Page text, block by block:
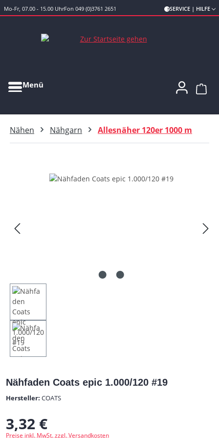
Zum Hauptinhalt springen
Mo-Fr, 07.00 - 15.00 UhrFon 049 (0)3761 2651 SERVICE | HILFE
Menü
Nähen Nähgarn Allesnäher 120er 1000 m
Bildergalerie überspringen
Nähfaden Coats epic 1.000/120 #19
Hersteller: COATS
Regulärer Preis:
3,32 €
Preise inkl. MwSt. zzgl. Versandkosten